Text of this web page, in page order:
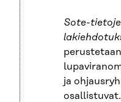
Sote-
ja
osallistuvat.